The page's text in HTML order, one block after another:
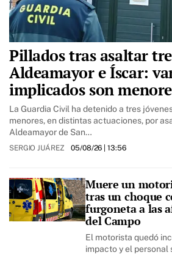
Pillados tras asaltar
Aldeamayor e Íscar:
implicados son
La Guardia Civil ha detenido a tres
menores, en distintas actuaciones, por
Aldeamayor de San…
SERGIO JUÁREZ 05/08/26 | 13:56
Muere un
tras un choque
furgoneta a las
del Campo
El motorista quedó
impacto y el personal